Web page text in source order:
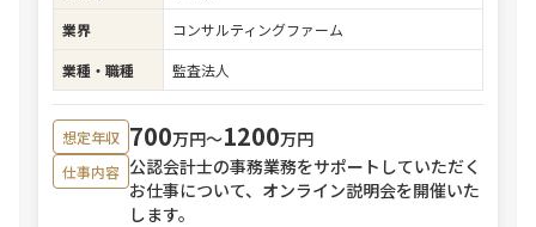
業界
コンサルティングファーム
業種・職種
監査法人
想定年収 700万円〜1200万円
仕事内容 公認会計士の事務業務をサポートしていただく
お仕事について、オンライン説明会を開催いた
します。